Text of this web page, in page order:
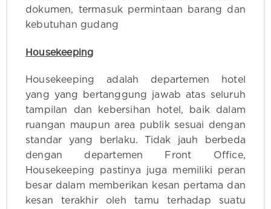
dokumen, termasuk permintaan barang dan
kebutuhan gudang
Housekeeping
Housekeeping adalah departemen hotel
yang yang bertanggung jawab atas seluruh
tampilan dan kebersihan hotel, baik dalam
ruangan maupun area publik sesuai dengan
standar yang berlaku. Tidak jauh berbeda
dengan departemen Front Office,
Housekeeping pastinya juga memiliki peran
besar dalam memberikan kesan pertama dan
kesan terakhir oleh tamu terhadap suatu